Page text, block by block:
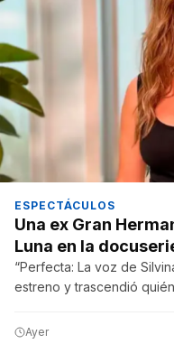
ESPECTÁCULOS
Una ex Gran
Luna en la
“Perfecta: La voz de
estreno y trascendió
Ayer